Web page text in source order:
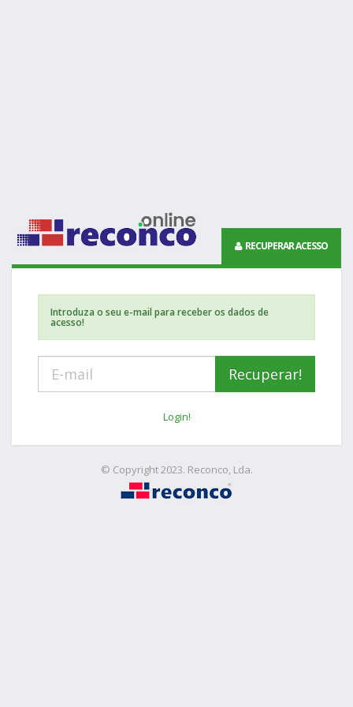
RECUPERAR ACESSO
Introduza o seu e-mail para receber os dados de
acesso!
Login!
© Copyright 2023. Reconco, Lda.